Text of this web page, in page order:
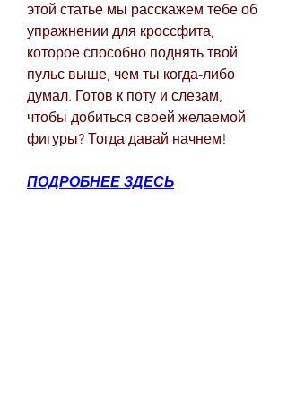
этой статье мы расскажем тебе об
упражнении для кроссфита,
которое способно поднять твой
пульс выше, чем ты когда-либо
думал. Готов к поту и слезам,
чтобы добиться своей желаемой
фигуры? Тогда давай начнем!
ПОДРОБНЕЕ ЗДЕСЬ